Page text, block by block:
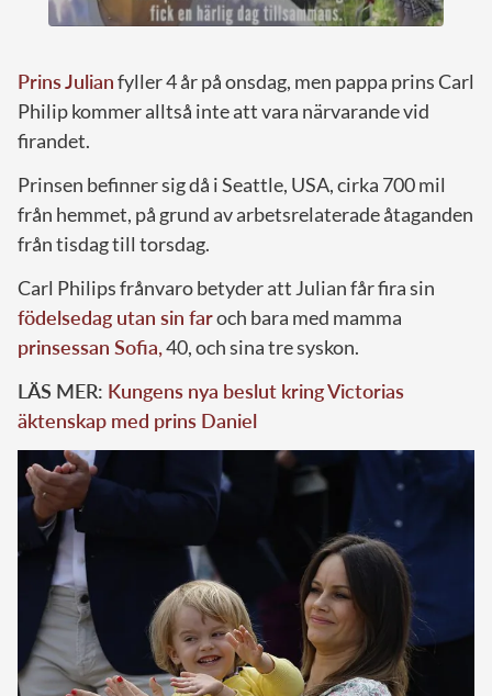
Prins Julianfyller 4 år på onsdag, men pappa prins Carl
Philip kommer alltså inte att vara närvarande vid
firandet.
Prinsen befinner sig då i Seattle, USA, cirka 700 mil
från hemmet, på grund av arbetsrelaterade åtaganden
från tisdag till torsdag.
Carl Philips frånvaro betyder att Julian får fira sin
födelsedag utan sin faroch bara med mamma
prinsessan Sofia,40, och sina tre syskon.
LÄS MER: Kungens nya beslut kring Victorias
äktenskap med prins Daniel